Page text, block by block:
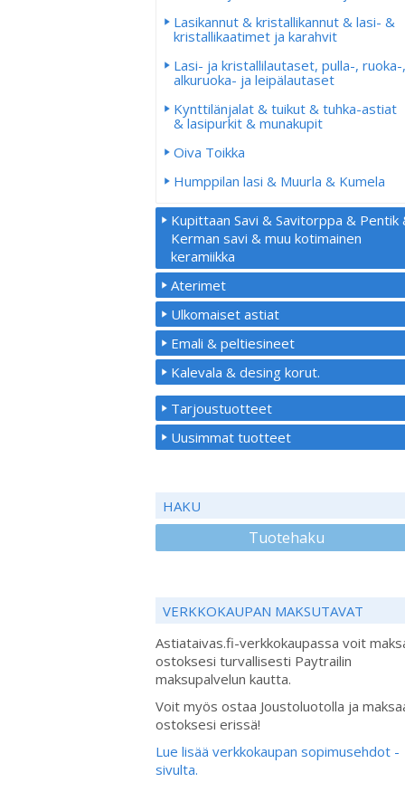
Lasikannut & kristallikannut & lasi- &
kristallikaatimet ja karahvit
Lasi- ja kristallilautaset, pulla-, ruoka-,
alkuruoka- ja leipälautaset
Kynttilänjalat & tuikut & tuhka-astiat
& lasipurkit & munakupit
Oiva Toikka
Humppilan lasi & Muurla & Kumela
Kupittaan Savi & Savitorppa & Pentik
Kerman savi & muu kotimainen
keramiikka
Aterimet
Ulkomaiset astiat
Emali & peltiesineet
Kalevala & desing korut.
Tarjoustuotteet
Uusimmat tuotteet
HAKU
Tuotehaku
VERKKOKAUPAN MAKSUTAVAT
Astiataivas.fi-verkkokaupassa voit
ostoksesi turvallisesti Paytrailin
maksupalvelun kautta.
Voit myös ostaa Joustoluotolla ja
ostoksesi erissä!
Lue lisää verkkokaupan sopimusehdot -
sivulta.